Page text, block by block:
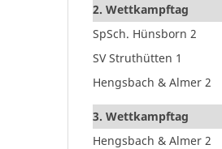
2. Wettkampftag
SpSch. Hünsborn 2
SV Struthütten 1
Hengsbach & Almer 2
3. Wettkampftag
Hengsbach & Almer 2